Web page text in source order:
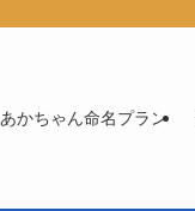
あかちゃん命名プラン